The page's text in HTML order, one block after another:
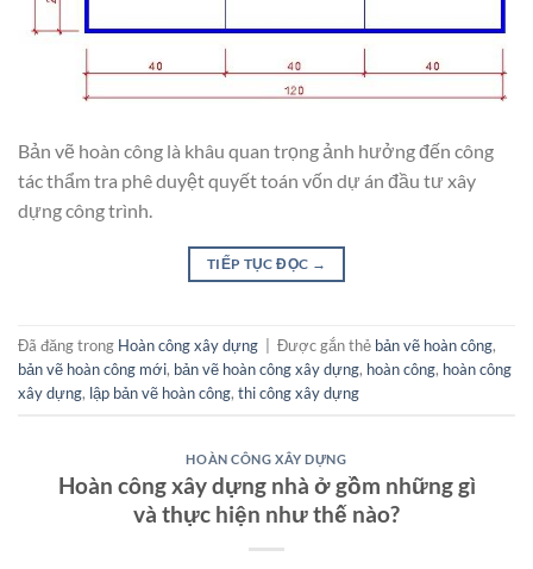
Bản vẽ hoàn công là khâu quan trọng ảnh hưởng đến công
tác thẩm tra phê duyệt quyết toán vốn dự án đầu tư xây
dựng công trình.
TIẾP TỤC ĐỌC →
Đã đăng trong Hoàn công xây dựng Được gắn thẻ bản vẽ hoàn công,
bản vẽ hoàn công mới, bản vẽ hoàn công xây dựng, hoàn công, hoàn công
xây dựng, lập bản vẽ hoàn công, thi công xây dựng
HOÀN CÔNG XÂY DỰNG
Hoàn công xây dựng nhà ở gồm những gì
và thực hiện như thế nào?